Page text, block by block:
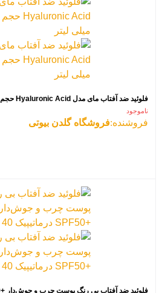
فلوئید ضد آفتاب مای مدل Hyaluronic Acid حجم 50 میلی لیتر
ناموجود
فروشنده:فروشگاه گلدن بیوتی
فلوئید ضد آفتاب بی رنگ پوست چرب و جوش‌دار +SPF50 درماتیپیک 40 میل